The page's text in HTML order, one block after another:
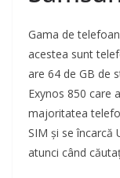
Gama de
acestea sunt
are 64 de GB de
Exynos 850 care
majoritatea
SIM și se încarcă
atunci când